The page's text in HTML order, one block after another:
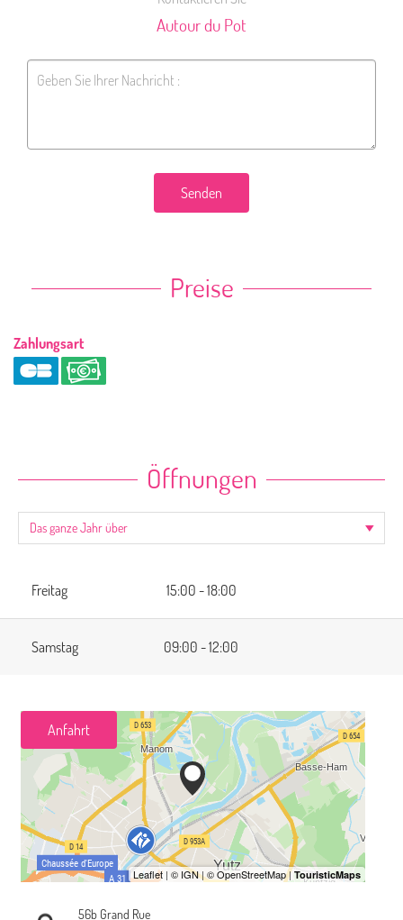
Autour du Pot
Senden
Preise
Zahlungsart
Öffnungen
Freitag 15:00 - 18:00
Samstag 09:00 - 12:00
Anfahrt
56b Grand Rue